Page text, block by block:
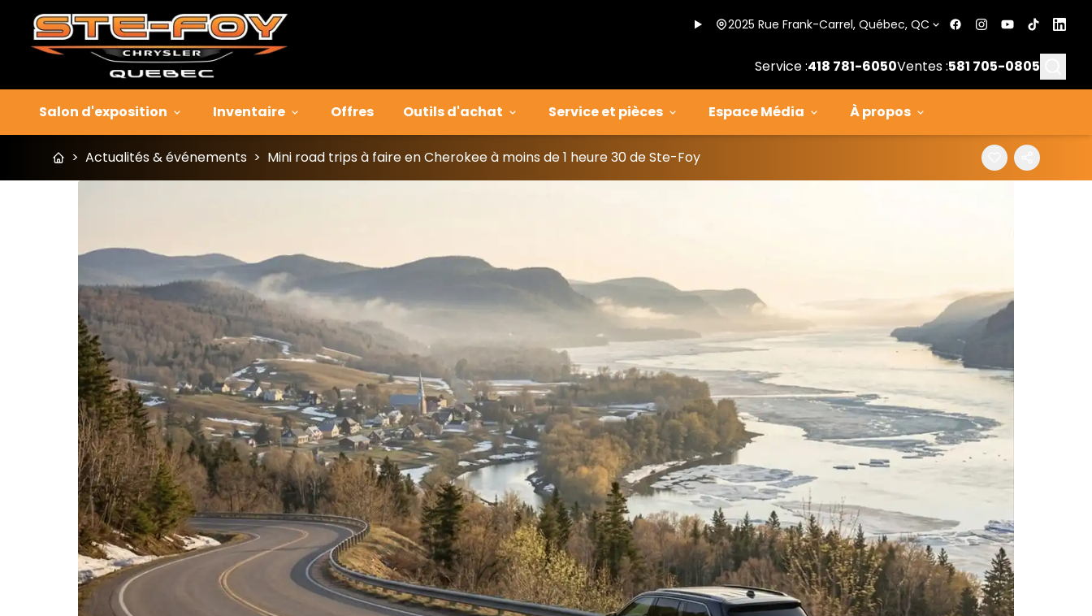
2025 Rue Frank-Carrel, Québec, QC
Service :418 781-6050Ventes :581 705-0805
Salon d'exposition Inventaire Offres Outils d'achat Service et pièces Espace Média À propos
> Actualités & événements > Mini road trips à faire en Cherokee à moins de 1 heure 30 de Ste-Foy